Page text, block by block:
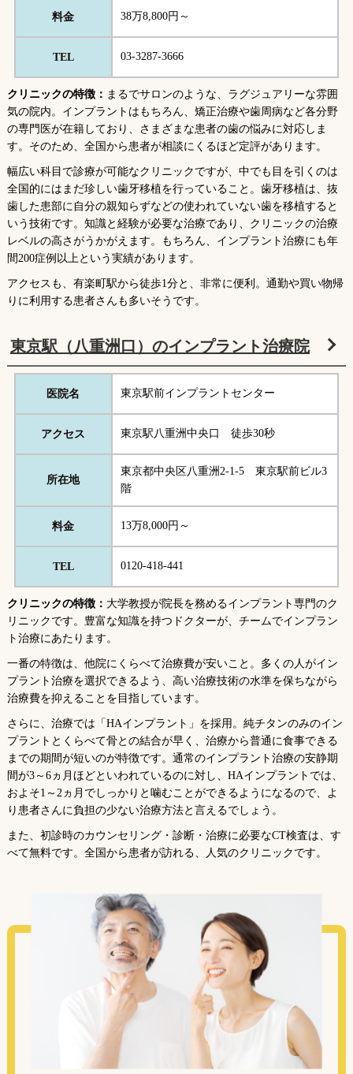
料金 38万8,800円～
TEL 03-3287-3666
クリニックの特徴： まるでサロンのような、ラグジュアリーな雰囲
気の院内。インプラントはもちろん、矯正治療や歯周病など各分野
の専門医が在籍しており、さまざまな患者の歯の悩みに対応しま
す。そのため、全国から患者が相談にくるほど定評があります。
幅広い科目で診療が可能なクリニックですが、中でも目を引くのは
全国的にはまだ珍しい歯牙移植を行っていること。歯牙移植は、抜
歯した患部に自分の親知らずなどの使われていない歯を移植すると
いう技術です。知識と経験が必要な治療であり、クリニックの治療
レベルの高さがうかがえます。もちろん、インプラント治療にも年
間200症例以上という実績があります。
アクセスも、有楽町駅から徒歩1分と、非常に便利。通勤や買い物帰
りに利用する患者さんも多いそうです。
東京駅（八重洲口）のインプラント治療院
医院名 東京駅前インプラントセンター
アクセス 東京駅八重洲中央口 徒歩30秒
所在地
東京都中央区八重洲2-1-5 東京駅前ビル3
階
料金 13万8,000円～
TEL 0120-418-441
クリニックの特徴： 大学教授が院長を務めるインプラント専門のク
リニックです。豊富な知識を持つドクターが、チームでインプラン
ト治療にあたります。
一番の特徴は、他院にくらべて治療費が安いこと。多くの人がイン
プラント治療を選択できるよう、高い治療技術の水準を保ちながら
治療費を抑えることを目指しています。
さらに、治療では「HAインプラント」を採用。純チタンのみのイン
プラントとくらべて骨との結合が早く、治療から普通に食事できる
までの期間が短いのが特徴です。通常のインプラント治療の安静期
間が3～6ヵ月ほどといわれているのに対し、HAインプラントでは、
およそ1～2ヵ月でしっかりと噛むことができるようになるので、よ
り患者さんに負担の少ない治療方法と言えるでしょう。
また、初診時のカウンセリング・診断・治療に必要なCT検査は、す
べて無料です。全国から患者が訪れる、人気のクリニックです。